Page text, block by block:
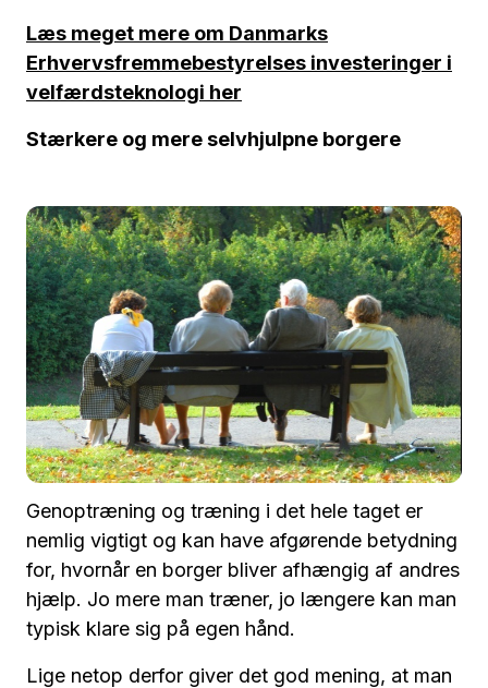
Læs meget mere om Danmarks
Erhvervsfremmebestyrelses investeringer i
velfærdsteknologi her
Stærkere og mere selvhjulpne borgere
Genoptræning og træning i det hele taget er
nemlig vigtigt og kan have afgørende betydning
for, hvornår en borger bliver afhængig af andres
hjælp. Jo mere man træner, jo længere kan man
typisk klare sig på egen hånd.
Lige netop derfor giver det god mening, at man